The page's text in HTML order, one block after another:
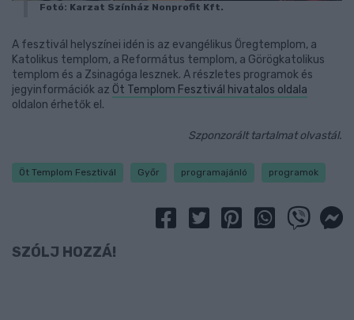
Fotó: Karzat Színház Nonprofit Kft.
A fesztivál helyszínei idén is az evangélikus Öregtemplom, a
Katolikus templom, a Református templom, a Görögkatolikus
templom és a Zsinagóga lesznek. A részletes programok és
jegyinformációk az Öt Templom Fesztivál hivatalos oldala
oldalon érhetők el.
Szponzorált tartalmat olvastál.
Öt Templom Fesztivál Győr programajánló programok
SZÓLJ HOZZÁ!